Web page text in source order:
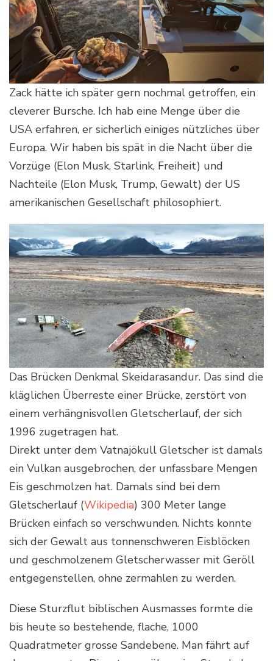
Zack hätte ich später gern nochmal getroffen, ein
cleverer Bursche. Ich hab eine Menge über die
USA erfahren, er sicherlich einiges nützliches über
Europa. Wir haben bis spät in die Nacht über die
Vorzüge (Elon Musk, Starlink, Freiheit) und
Nachteile (Elon Musk, Trump, Gewalt) der US
amerikanischen Gesellschaft philosophiert.
Das Brücken Denkmal Skeidarasandur. Das sind die
kläglichen Überreste einer Brücke, zerstört von
einem verhängnisvollen Gletscherlauf, der sich
1996 zugetragen hat.
Direkt unter dem Vatnajökull Gletscher ist damals
ein Vulkan ausgebrochen, der unfassbare Mengen
Eis geschmolzen hat. Damals sind bei dem
Gletscherlauf (Wikipedia) 300 Meter lange
Brücken einfach so verschwunden. Nichts konnte
sich der Gewalt aus tonnenschweren Eisblöcken
und geschmolzenem Gletscherwasser mit Geröll
entgegenstellen, ohne zermahlen zu werden.
Diese Sturzflut biblischen Ausmasses formte die
bis heute so bestehende, flache, 1000
Quadratmeter grosse Sandebene. Man fährt auf